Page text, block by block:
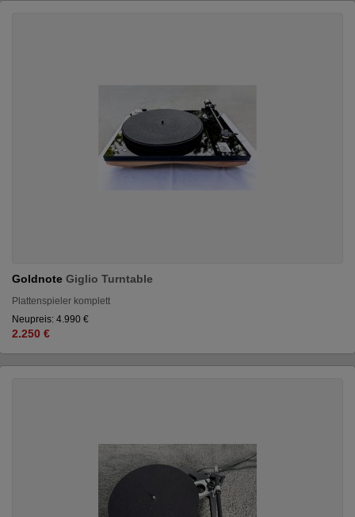
Goldnote Giglio Turntable
Plattenspieler komplett
Neupreis: 4.990 €
2.250 €